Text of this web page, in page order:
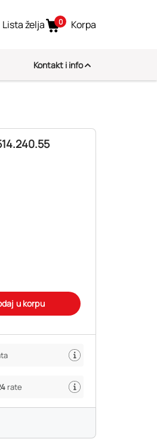
Lista želja 0 Korpa
Kontakt i info
u korpu
rate